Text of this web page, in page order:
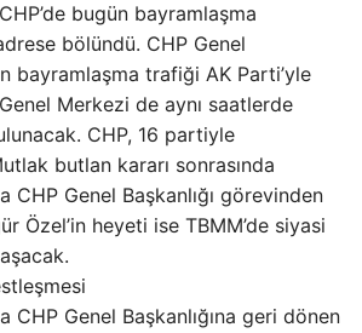
bugün bayramlaşma
bölündü. CHP Genel
bayramlaşma trafiği AK Parti’yle
Merkezi de aynı saatlerde
CHP, 16 partiyle
butlan kararı sonrasında
CHP Genel Başkanlığı görevinden
Özel’in heyeti ise TBMM’de siyasi
CHP Genel Başkanlığına geri dönen